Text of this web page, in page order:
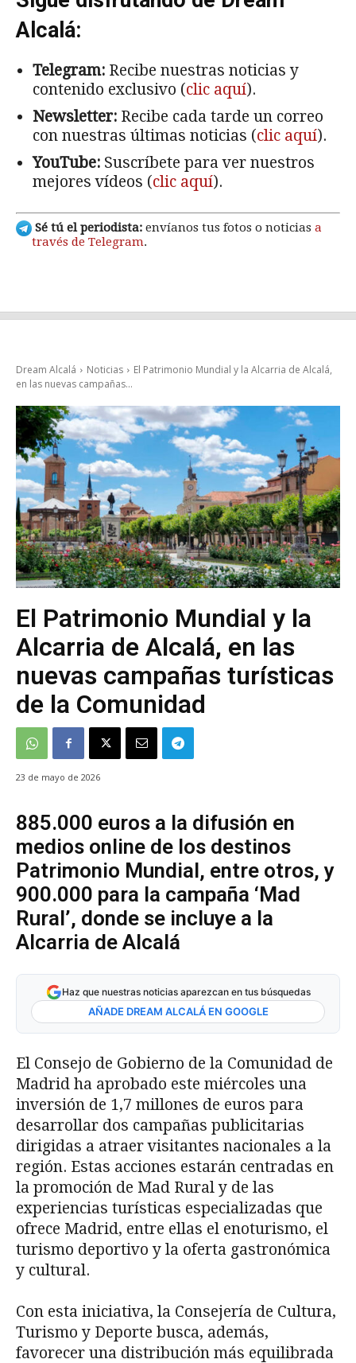
Alcalá:
Telegram: Recibe nuestras noticias y
contenido exclusivo (clic aquí).
Newsletter: Recibe cada tarde un correo
con nuestras últimas noticias (clic aquí).
YouTube: Suscríbete para ver nuestros
mejores vídeos (clic aquí).
Sé tú el periodista: envíanos tus fotos o noticias a
través de Telegram.